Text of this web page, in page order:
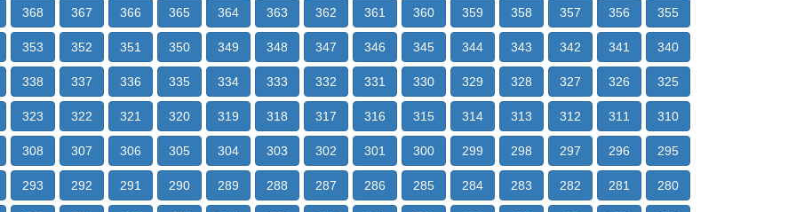
368 367 366 365 364 363 362 361 360 359 358 357 356 355
353 352 351 350 349 348 347 346 345 344 343 342 341 340
338 337 336 335 334 333 332 331 330 329 328 327 326 325
323 322 321 320 319 318 317 316 315 314 313 312 311 310
308 307 306 305 304 303 302 301 300 299 298 297 296 295
293 292 291 290 289 288 287 286 285 284 283 282 281 280